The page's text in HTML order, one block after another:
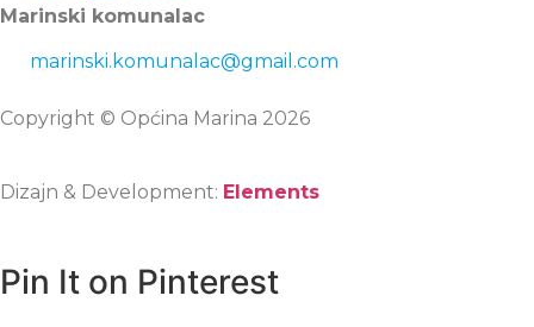
Marinski komunalac
marinski.komunalac@gmail.com
Copyright © Općina Marina 2026
Dizajn & Development: Elements
Pin It on Pinterest